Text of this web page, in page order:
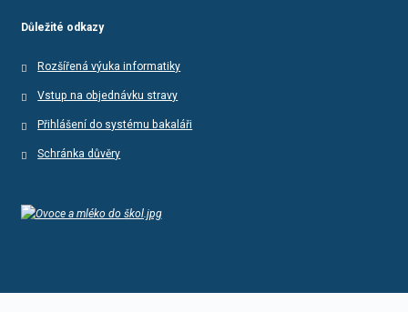
Důležité odkazy
Rozšířená výuka informatiky
Vstup na objednávku stravy
Přihlášení do systému bakaláři
Schránka důvěry